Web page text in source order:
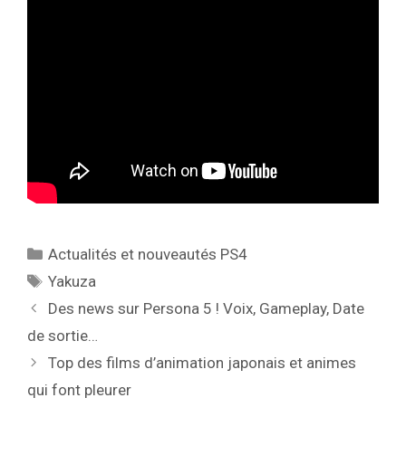
Catégories
Actualités et nouveautés PS4
Étiquettes
Yakuza
Des news sur Persona 5 ! Voix, Gameplay, Date
de sortie…
Top des films d’animation japonais et animes
qui font pleurer